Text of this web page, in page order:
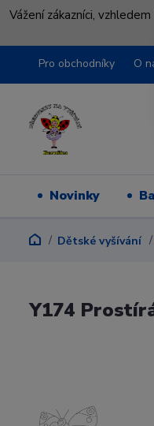
Vážení zákazníci,
Pro obchodníky O
Novinky
Dětské vyšívání
Y174